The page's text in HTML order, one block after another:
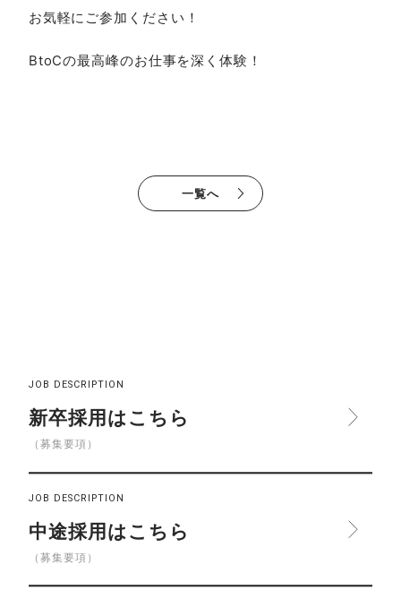
お気軽にご参加ください！
BtoCの最高峰のお仕事を深く体験！
一覧へ
JOB DESCRIPTION
新卒採用はこちら
（募集要項）
JOB DESCRIPTION
中途採用はこちら
（募集要項）